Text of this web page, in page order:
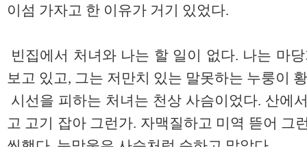
이섬 가자고 한 이유가 거기 있었다.
빈집에서 처녀와 나는 할 일이 없다. 나는 마
보고 있고, 그는 저만치 있는 말못하는 누룽이
시선을 피하는 처녀는 천상 사슴이었다. 산에
고 고기 잡아 그런가. 자맥질하고 미역 뜯어 그